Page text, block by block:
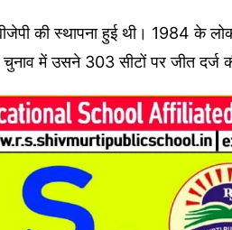
की स्थापना हुई थी। 1984 के
में उसने 303 सीटों पर जीत दर्ज